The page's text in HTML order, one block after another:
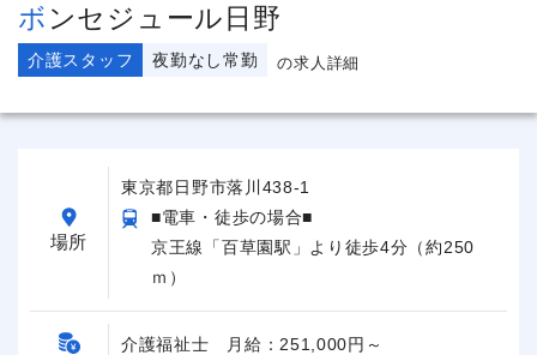
ボンセジュール日野
介護スタッフ 夜勤なし常勤 の求人詳細
場所
東京都日野市落川438-1
■電車・徒歩の場合■
京王線「百草園駅」より徒歩4分（約250
ｍ）
介護福祉士 月給：251,000円～